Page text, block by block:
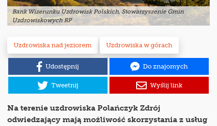
Bank Wizerunku Uzdrowisk Polskich, Stowarzyszenie Gmin
Uzdrowiskowych RP
Uzdrowiska nad jeziorem Uzdrowiska w górach
Udostępnij Do znajomych
Tweetnij Wyślij link
Na terenie uzdrowiska Polańczyk Zdrój
odwiedzający mają możliwość skorzystania z usług